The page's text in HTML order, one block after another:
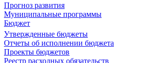
Прогноз развития
Муниципальные программы
Бюджет
Утвержденные бюджеты
Отчеты об исполнении бюджета
Проекты бюджетов
Реестр расходных обязательств